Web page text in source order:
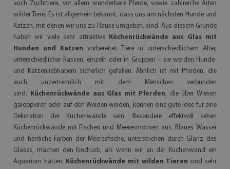
auch Zuchttiere, vor allem wunderbare Pferde, sowie zahlreiche Arten
wilder Tiere. Es ist allgemein bekannt, dass uns am nächsten Hunde und
Katzen, mit denen wir uns zu Hause umgeben, sind. Aus diesem Grunde
haben wir viele sehr attraktive
Küchenrückwände aus Glas mit
Hunden und Katzen vorbereitet. Tiere in unterschiedlichem Alter,
unterschiedlicher Rassen, einzeln oder in Gruppen – sie werden Hunde-
und Katzenliebhabern sicherlich gefallen. Ähnlich ist mit Pferden, die
auch unzertrennlich mit dem Menschen verbunden
sind.
Küchenrückwände aus Glas mit Pferden, die über Wiesen
galoppieren oder auf den Weiden weiden, können eine gute Idee für eine
Dekoration der Küchenwände sein. Besondere effektvoll sehen
Küchenrückwände mit Fischen und Meeresmotiven aus. Blaues Wasser
und herrliche Farben der Meeresfische, unterstrichen durch Glanz des
Glases, machen den Eindruck, als wenn wir an der Küchenwand ein
Aquarium hätten.
Küchenrückwände mit wilden Tieren sind sehr